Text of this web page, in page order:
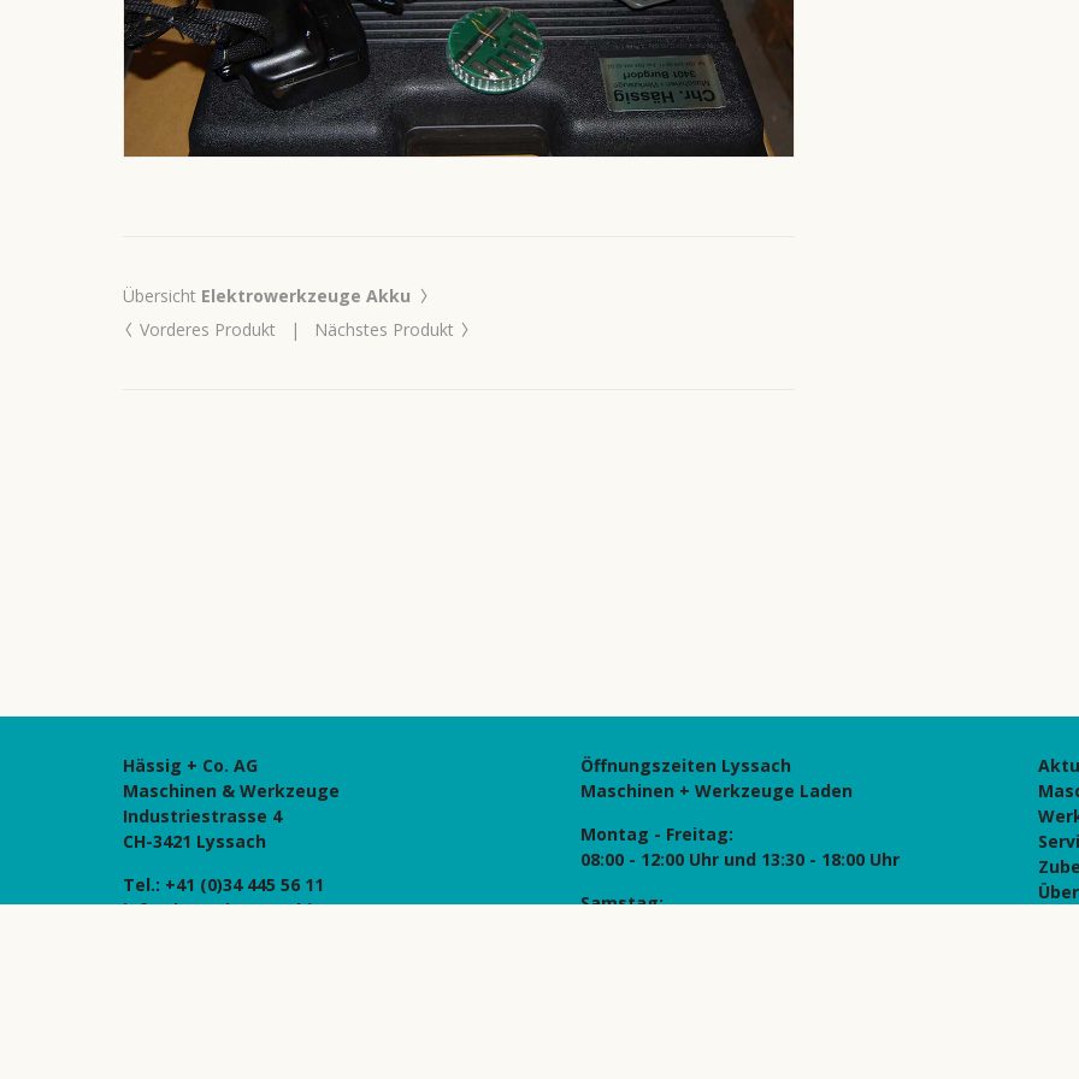
Übersicht Elektrowerkzeuge Akku ›
‹ Vorderes Produkt | Nächstes Produkt ›
Hässig + Co. AG
Maschinen & Werkzeuge
Industriestrasse 4
CH-3421 Lyssach
Tel.: +41 (0)34 445 56 11
info@haessig-maschinen.com
Öffnungszeiten Lyssach
Maschinen + Werkzeuge Laden
Montag - Freitag:
08:00 - 12:00 Uhr und 13:30 - 18:00 Uhr
Samstag: